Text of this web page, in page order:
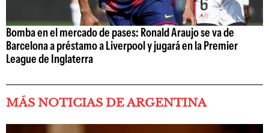
Bomba en el mercado de pases: Ronald Araujo se va de
Barcelona a préstamo a Liverpool y jugará en la Premier
League de Inglaterra
MÁS NOTICIAS DE ARGENTINA